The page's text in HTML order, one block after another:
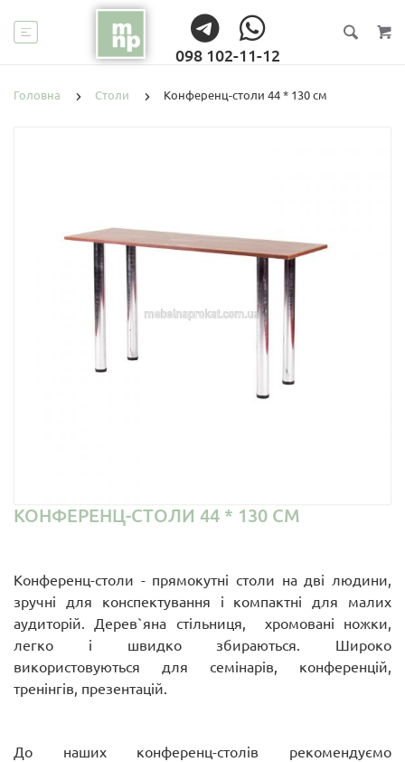
098 102-11-12
Головна Столи Конференц-столи 44 * 130 см
КОНФЕРЕНЦ-СТОЛИ 44 * 130 СМ
Конференц-столи - прямокутні столи на дві людини,
зручні для конспектування і компактні для малих
аудиторій. Дерев`яна стільниця, хромовані ножки,
легко і швидко збираються. Широко
використовуються для семінарів, конференцій,
тренінгів, презентацій.
До наших конференц-столів рекомендуємо